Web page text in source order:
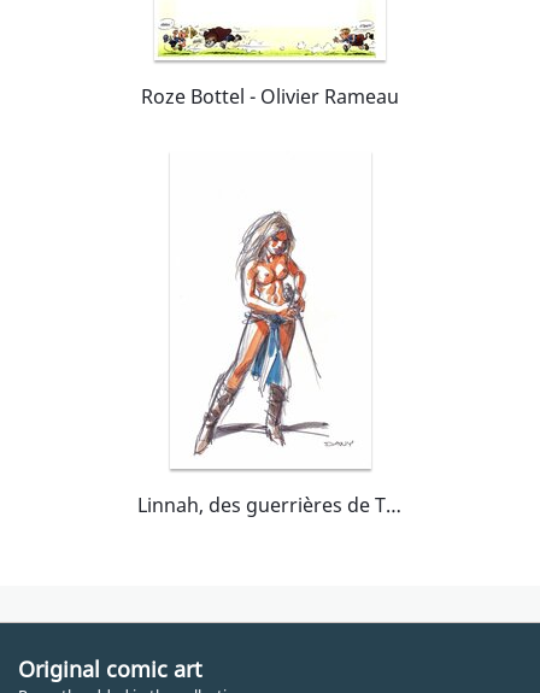
Roze Bottel - Olivier Rameau
Linnah, des guerrières de Troy
Original comic art